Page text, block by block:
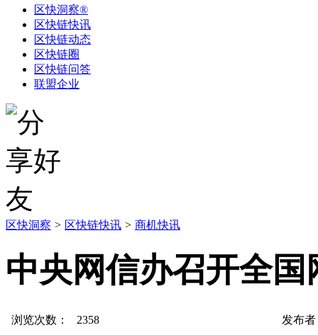
区快洞察®
区快链快讯
区快链动态
区快链圈
区快链问答
联盟企业
区快洞察 > 区快链快讯 > 商机快讯
中央网信办召开全
浏览次数： 2358
发布